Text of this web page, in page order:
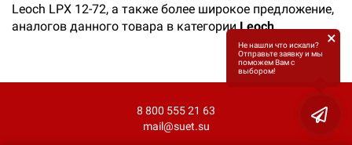
Leoch LPX 12-72, а также более широкое предложение,
аналогов данного товара в категорииLeoch.
8 800 555 21 63
mail@suet.su
Не нашли что искали?
Отправьте заявку и мы
поможем Вам с
выбором!
×